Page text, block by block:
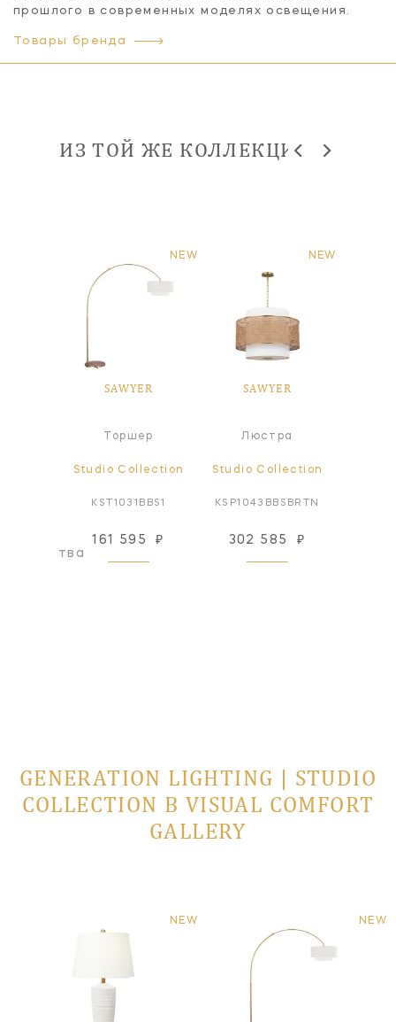
прошлого в современных моделях освещения.
Товары бренда
ИЗ ТОЙ ЖЕ КОЛЛЕКЦИИ
NEW
SAWYER
Торшер
Studio Collection
KST1031BBS1
161 595 ₽
NEW
SAWYER
Люстра
Studio Collection
KSP1043BBSBRTN
302 585 ₽
GENERATION LIGHTING | STUDIO
COLLECTION В VISUAL COMFORT
GALLERY
NEW NEW